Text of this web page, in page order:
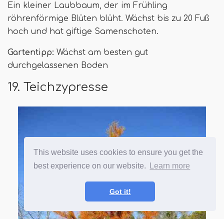
This website uses cookies to ensure you get the
best experience on our website.
Learn more
Got it!
Ein kleiner Laubbaum, der im Frühling
röhrenförmige Blüten blüht. Wächst bis zu 20 Fuß
hoch und hat giftige Samenschoten.
Gartentipp: Wächst am besten gut
durchgelassenen Boden
19. Teichzypresse